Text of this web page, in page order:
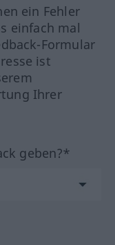
ein Fehler
einfach mal
Formular
ist
Ihrer
geben?*